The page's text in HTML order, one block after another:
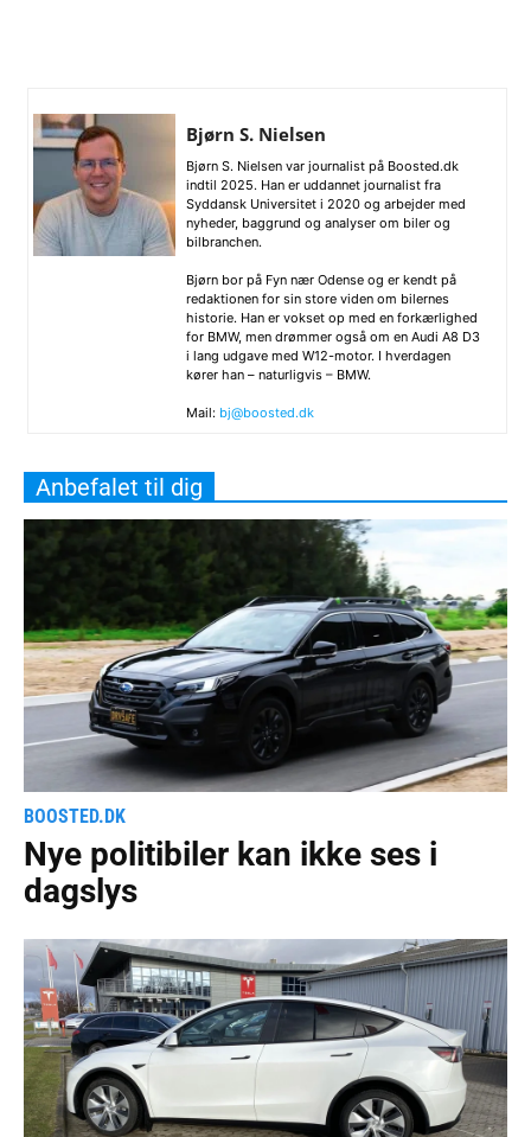
Bjørn S. Nielsen
Bjørn S. Nielsen var journalist på Boosted.dk
indtil 2025. Han er uddannet journalist fra
Syddansk Universitet i 2020 og arbejder med
nyheder, baggrund og analyser om biler og
bilbranchen.
Bjørn bor på Fyn nær Odense og er kendt på
redaktionen for sin store viden om bilernes
historie. Han er vokset op med en forkærlighed
for BMW, men drømmer også om en Audi A8 D3
i lang udgave med W12-motor. I hverdagen
kører han – naturligvis – BMW.
Mail: bj@boosted.dk